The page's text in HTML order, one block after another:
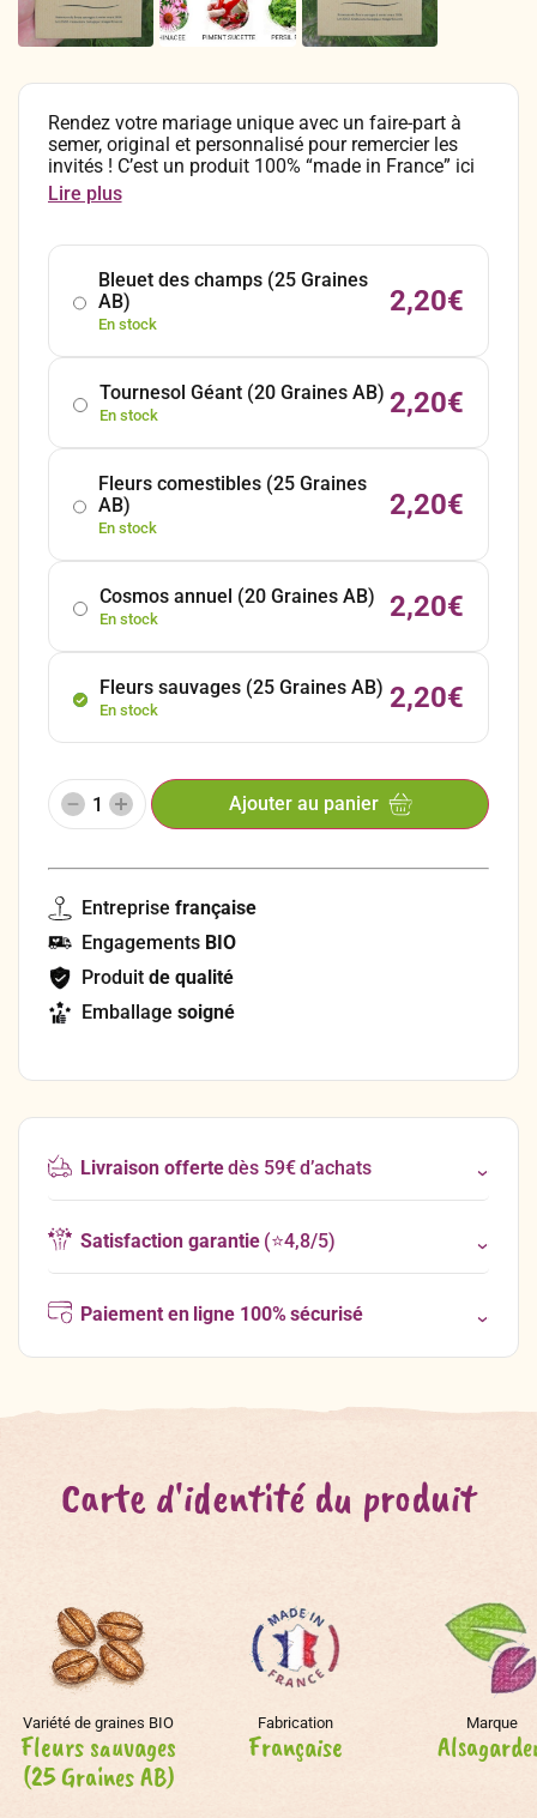
Rendez votre mariage unique avec un faire-part à
semer, original et personnalisé pour remercier les
invités ! C’est un produit 100% “made in France” ici
en Alsace, conçu en papier kraft naturel recyclable
et rempli de semences certifiées biologiques et
folie” est disponible à la personnalisation à partir de
25 unités minimum. Les éléments de
personnalisation sont les prénoms des amoureux et
la date du mariage.
Lire plus
Bleuet des champs (25 Graines
AB)
En stock
2,20€
Tournesol Géant (20 Graines AB)
En stock 2,20€
Fleurs comestibles (25 Graines
AB)
En stock
2,20€
Cosmos annuel (20 Graines AB)
En stock 2,20€
Fleurs sauvages (25 Graines AB)
En stock 2,20€
Ajouter au panier
Entreprise française
Engagements BIO
Produit de qualité
Emballage soigné
Livraison offertedès 59€ d’achats
Satisfaction garantie(⭐4,8/5)
Paiement en ligne 100% sécurisé
Carte d'identité du produit
Variété de graines BIO
Fleurs sauvages
(25 Graines AB)
Fabrication
Française
Marque